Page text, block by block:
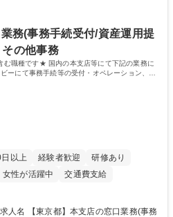
には発生せず、ご自身のペースで業務
】週1日
無/独立系ファーム
度の在宅勤務を実施しており、ワーク
な環境です（フルリモートも面接で相
バックオフィス業務に柔軟に対応でき、
を取りながら業務を推進できる方 学
大 専修学校 高校 語学力： 資格：
務(事務手続受付/資産運用提
の他事務
職種です★ 国内の本支店等にて下記の業務に
ーにて事務手続等の受付・オペレーション、お
以上 経験者歓迎
研修あり
女性が活躍中
交通費支給